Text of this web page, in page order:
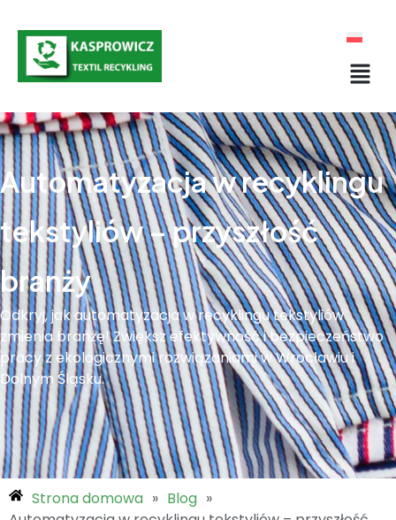
Automatyzacja w recyklingu
tekstyliów – przyszłość
branży
Odkryj, jak automatyzacja w recyklingu tekstyliów
zmienia branżę! Zwiększ efektywność i bezpieczeństwo
pracy z ekologicznymi rozwiązaniami w Wrocławiu i
Dolnym Śląsku.
Strona domowa » Blog »